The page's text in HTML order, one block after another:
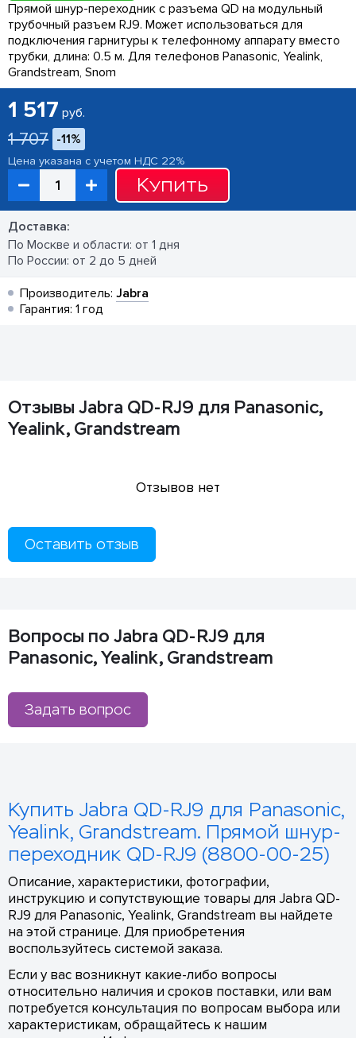
Прямой шнур-переходник с разъема QD на модульный
трубочный разъем RJ9. Может использоваться для
подключения гарнитуры к телефонному аппарату вместо
трубки, длина: 0.5 м. Для телефонов Panasonic, Yealink,
Grandstream, Snom
1 517 руб.
1 707 -11%
Цена указана с учетом НДС 22%
Купить
Доставка:
По Москве и области: от 1 дня
По России: от 2 до 5 дней
Производитель: Jabra
Гарантия: 1 год
Отзывы Jabra QD-RJ9 для Panasonic,
Yealink, Grandstream
Отзывов нет
Оставить отзыв
Вопросы по Jabra QD-RJ9 для
Panasonic, Yealink, Grandstream
Задать вопрос
Купить Jabra QD-RJ9 для Panasonic,
Yealink, Grandstream. Прямой шнур-
переходник QD-RJ9 (8800-00-25)
Описание, характеристики, фотографии,
инструкцию и сопутствующие товары для Jabra QD-
RJ9 для Panasonic, Yealink, Grandstream вы найдете
на этой странице. Для приобретения
воспользуйтесь системой заказа.
Если у вас возникнут какие-либо вопросы
относительно наличия и сроков поставки, или вам
потребуется консультация по вопросам выбора или
характеристикам, обращайтесь к нашим